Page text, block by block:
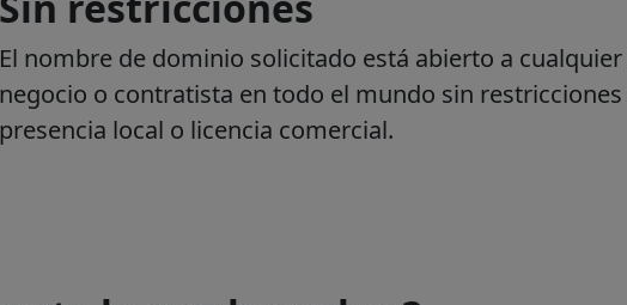
El nombre de dominio solicitado está abierto a
negocio o contratista en todo el mundo sin restricciones
presencia local o licencia comercial.